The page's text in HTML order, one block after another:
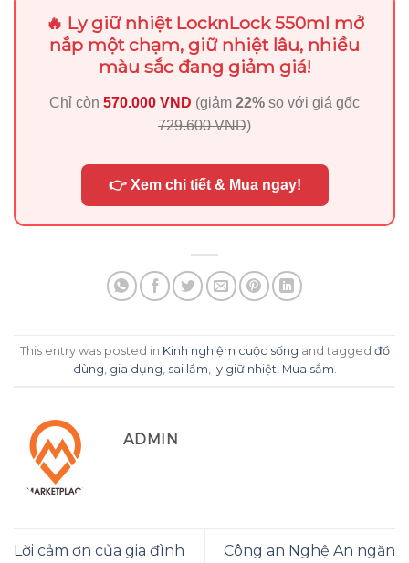
🔥 Ly giữ nhiệt LocknLock 550ml mở
nắp một chạm, giữ nhiệt lâu, nhiều
màu sắc đang giảm giá!
Chỉ còn 570.000 VND (giảm 22% so với giá gốc
729.600 VND)
👉 Xem chi tiết & Mua ngay!
This entry was posted in Kinh nghiệm cuộc sống and tagged đồ
dùng gia dụng sai lầm ly giữ nhiệt Mua sắm
ADMIN
Lời cảm ơn của gia đình
Công an Nghệ An ngăn